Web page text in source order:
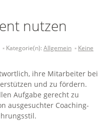
nutzen
Kategorie(n): Allgemein
Keine
ihre Mitarbeiter bei
und zu fördern.
Aufgabe gerecht zu
ausgesuchter Coaching-